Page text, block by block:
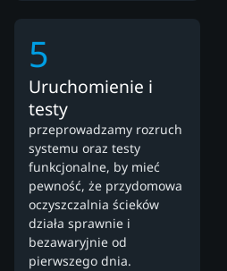
5
Uruchomienie i
testy
przeprowadzamy rozruch
systemu oraz testy
funkcjonalne, by mieć
pewność, że przydomowa
oczyszczalnia ścieków
działa sprawnie i
bezawaryjnie od
pierwszego dnia.